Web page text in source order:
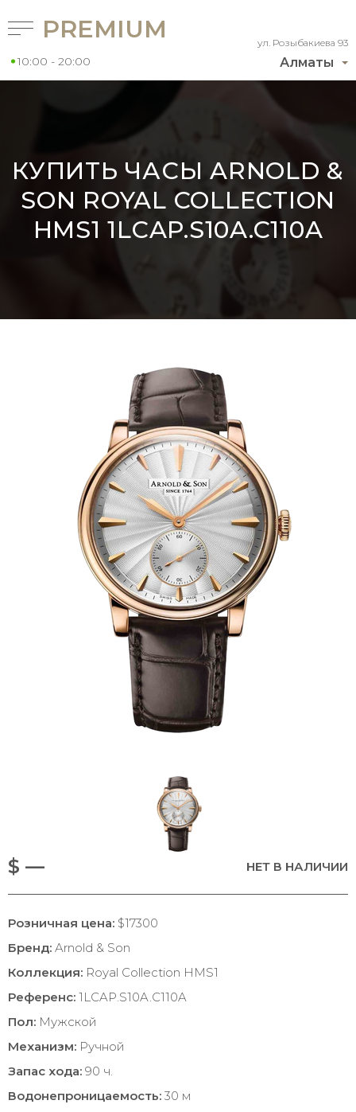
Алматы
ул. Розыбакиева 93
PREMIUM
10:00 - 20:00
КУПИТЬ ЧАСЫ ARNOLD &
SON ROYAL COLLECTION
HMS1 1LCAP.S10A.C110A
$ — НЕТ В НАЛИЧИИ
Розничная цена: $17300
Бренд: Arnold & Son
Коллекция: Royal Collection HMS1
Референс: 1LCAP.S10A.C110A
Пол: Мужской
Механизм: Ручной
Запас хода: 90 ч.
Водонепроницаемость: 30 м